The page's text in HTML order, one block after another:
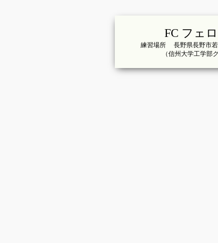
FC フェ
練習場所 長野県長野市若
（信州大学工学部